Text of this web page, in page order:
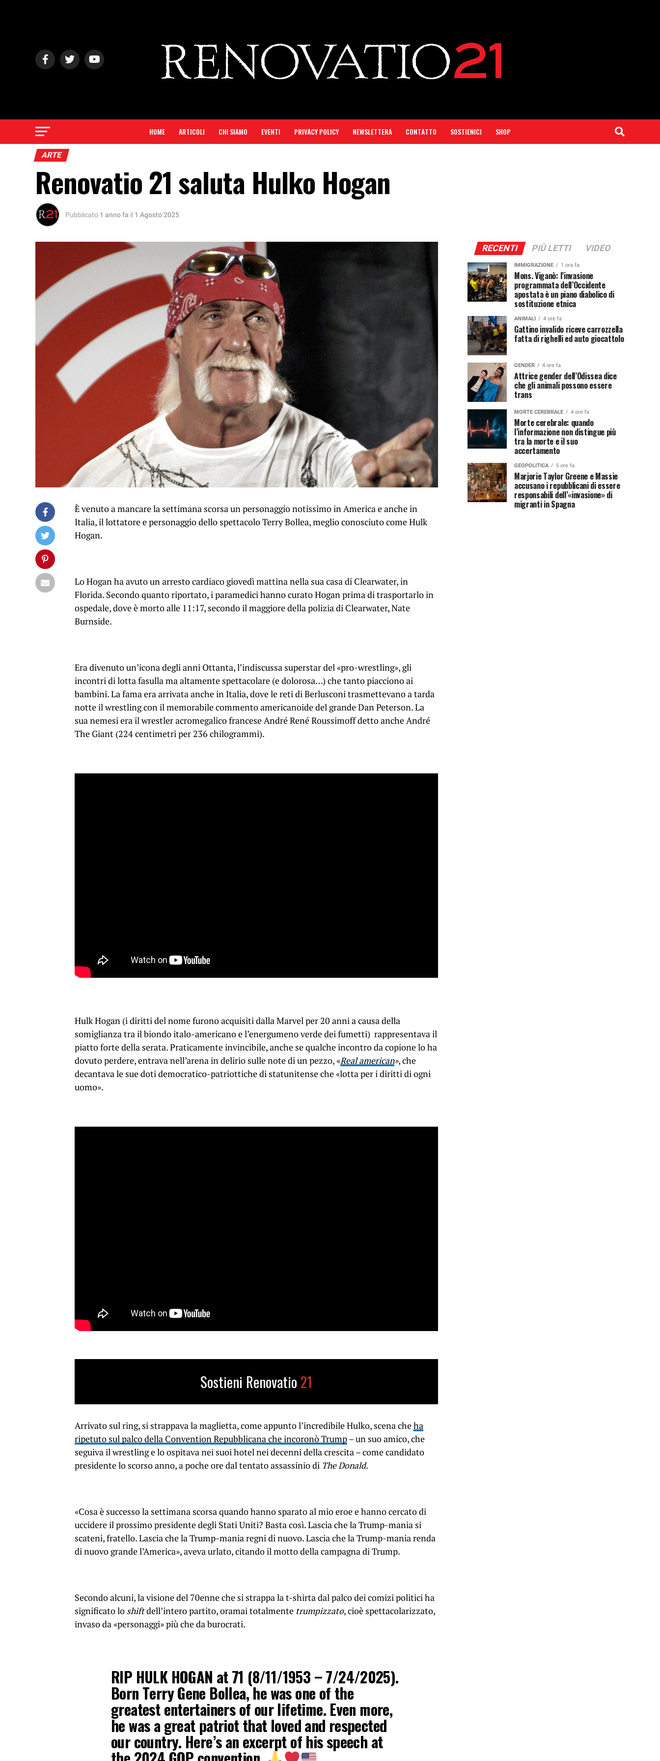
HOME ARTICOLI CHI SIAMO EVENTI PRIVACY POLICY NEWSLETTERA CONTATTO SOSTIENICI SHOP
ARTE
Renovatio 21 saluta Hulko Hogan
Pubblicato 1 anno fa il 1 Agosto 2025
È venuto a mancare la settimana scorsa un personaggio notissimo in America e anche in
Italia, il lottatore e personaggio dello spettacolo Terry Bollea, meglio conosciuto come Hulk
Hogan.
Lo Hogan ha avuto un arresto cardiaco giovedì mattina nella sua casa di Clearwater, in
Florida. Secondo quanto riportato, i paramedici hanno curato Hogan prima di trasportarlo in
ospedale, dove è morto alle 11:17, secondo il maggiore della polizia di Clearwater, Nate
Burnside.
Era divenuto un’icona degli anni Ottanta, l’indiscussa superstar del «pro-wrestling», gli
incontri di lotta fasulla ma altamente spettacolare (e dolorosa…) che tanto piacciono ai
bambini. La fama era arrivata anche in Italia, dove le reti di Berlusconi trasmettevano a tarda
notte il wrestling con il memorabile commento americanoide del grande Dan Peterson. La
sua nemesi era il wrestler acromegalico francese André René Roussimoff detto anche André
The Giant (224 centimetri per 236 chilogrammi).
Hulk Hogan (i diritti del nome furono acquisiti dalla Marvel per 20 anni a causa della
somiglianza tra il biondo italo-americano e l’energumeno verde dei fumetti) rappresentava il
piatto forte della serata. Praticamente invincibile, anche se qualche incontro da copione lo ha
dovuto perdere, entrava nell’arena in delirio sulle note di un pezzo, «Real american», che
decantava le sue doti democratico-patriottiche di statunitense che «lotta per i diritti di ogni
uomo».
Sostieni Renovatio 21
Arrivato sul ring, si strappava la maglietta, come appunto l’incredibile Hulko, scena cheha
ripetuto sul palco della Convention Repubblicana che incoronò Trump– un suo amico, che
seguiva il wrestling e lo ospitava nei suoi hotel nei decenni della crescita – come candidato
presidente lo scorso anno, a poche ore dal tentato assassinio di The Donald.
«Cosa è successo la settimana scorsa quando hanno sparato al mio eroe e hanno cercato di
uccidere il prossimo presidente degli Stati Uniti? Basta così. Lascia che la Trump-mania si
scateni, fratello. Lascia che la Trump-mania regni di nuovo. Lascia che la Trump-mania renda
di nuovo grande l’America», aveva urlato, citando il motto della campagna di Trump.
Secondo alcuni, la visione del 70enne che si strappa la t-shirta dal palco dei comizi politici ha
significato lo shiftdell’intero partito, oramai totalmente trumpizzato, cioè spettacolarizzato,
invaso da «personaggi» più che da burocrati.
RIP HULK HOGAN at 71 (8/11/1953 – 7/24/2025).
Born Terry Gene Bollea, he was one of the
greatest entertainers of our lifetime. Even more,
he was a great patriot that loved and respected
our country. Here’s an excerpt of his speech at
RECENTI PIÙ LETTI VIDEO
IMMIGRAZIONE 1 ora fa
Mons. Viganò: l’invasione
programmata dell’Occidente
apostata è un piano diabolico di
sostituzione etnica
ANIMALI 4 ore fa
Gattino invalido riceve carrozzella
fatta di righelli ed auto giocattolo
GENDER 4 ore fa
Attrice gender dell’Odissea dice
che gli animali possono essere
trans
MORTE CEREBRALE 4 ore fa
Morte cerebrale: quando
l’informazione non distingue più
tra la morte e il suo
accertamento
GEOPOLITICA 5 ore fa
Marjorie Taylor Greene e Massie
accusano i repubblicani di essere
responsabili dell’«invasione» di
migranti in Spagna